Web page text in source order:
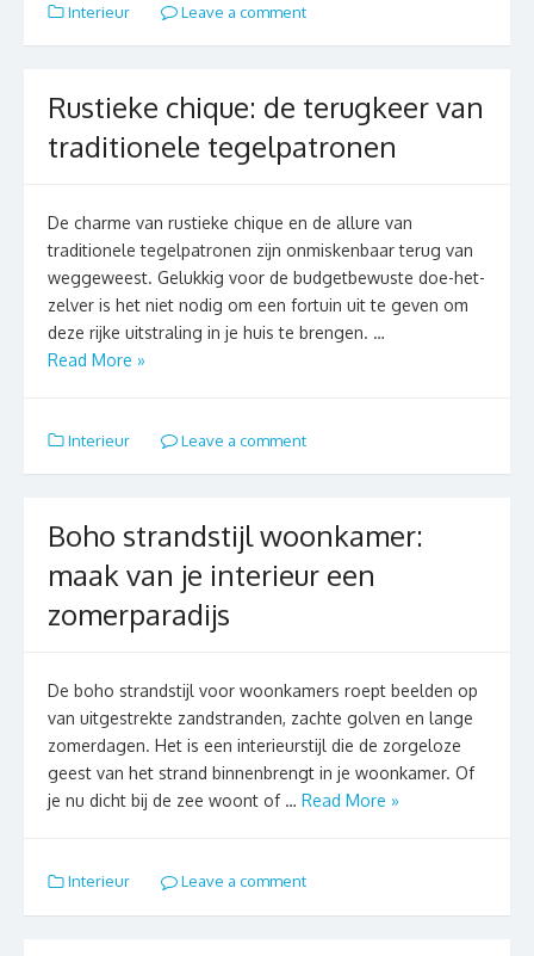
Interieur Leave a comment
Rustieke chique: de terugkeer van
traditionele tegelpatronen
De charme van rustieke chique en de allure van
traditionele tegelpatronen zijn onmiskenbaar terug van
weggeweest. Gelukkig voor de budgetbewuste doe-het-
zelver is het niet nodig om een fortuin uit te geven om
deze rijke uitstraling in je huis te brengen. …
Read More »
Interieur Leave a comment
Boho strandstijl woonkamer:
maak van je interieur een
zomerparadijs
De boho strandstijl voor woonkamers roept beelden op
van uitgestrekte zandstranden, zachte golven en lange
zomerdagen. Het is een interieurstijl die de zorgeloze
geest van het strand binnenbrengt in je woonkamer. Of
je nu dicht bij de zee woont of … Read More »
Interieur Leave a comment